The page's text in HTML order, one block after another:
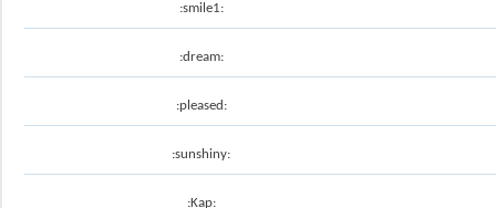
:smile1:
:dream:
:pleased:
:sunshiny:
:Kap: